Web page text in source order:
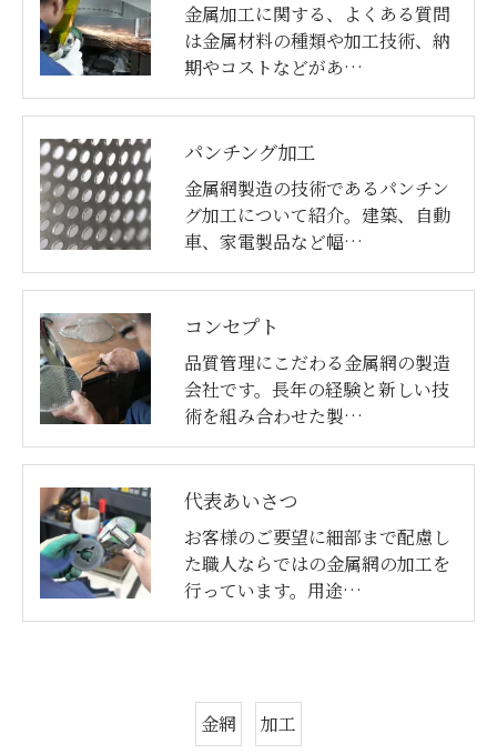
金属加工に関する、よくある質問
は金属材料の種類や加工技術、納
期やコストなどがあ…
パンチング加工
金属網製造の技術であるパンチン
グ加工について紹介。建築、自動
車、家電製品など幅…
コンセプト
品質管理にこだわる金属網の製造
会社です。長年の経験と新しい技
術を組み合わせた製…
代表あいさつ
お客様のご要望に細部まで配慮し
た職人ならではの金属網の加工を
行っています。用途…
金網 加工